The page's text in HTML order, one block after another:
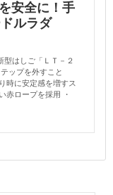
安全に！手
ルラダ
型はしご「ＬＴ－２
ップを外すこと
時に安定感を増すス
赤ロープを採用 ・